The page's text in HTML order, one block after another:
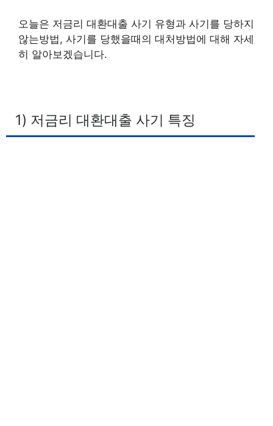
오늘은 저금리 대환대출 사기 유형과 사기를 당하지
않는방법, 사기를 당했을때의 대처방법에 대해 자세
히 알아보겠습니다.
1) 저금리 대환대출 사기 특징